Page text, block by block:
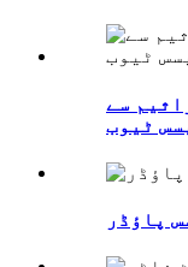
سے
ٹیوب
پاؤڈر